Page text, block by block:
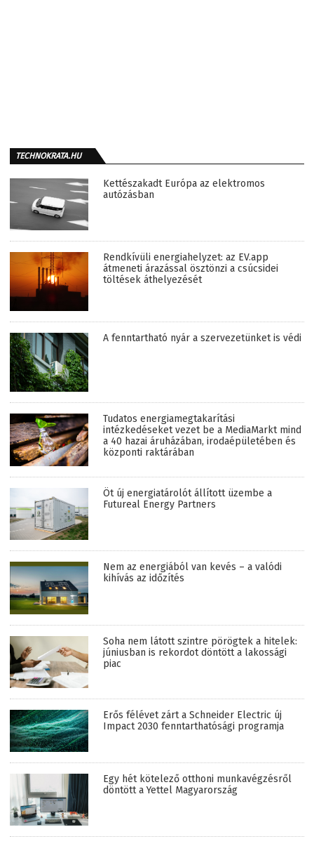
TECHNOKRATA.HU
Kettészakadt Európa az elektromos
autózásban
Rendkívüli energiahelyzet: az EV.app
átmeneti árazással ösztönzi a csúcsidei
töltések áthelyezését
A fenntartható nyár a szervezetünket is védi
Tudatos energiamegtakarítási
intézkedéseket vezet be a MediaMarkt mind
a 40 hazai áruházában, irodaépületében és
központi raktárában
Öt új energiatárolót állított üzembe a
Futureal Energy Partners
Nem az energiából van kevés – a valódi
kihívás az időzítés
Soha nem látott szintre pörögtek a hitelek:
júniusban is rekordot döntött a lakossági
piac
Erős félévet zárt a Schneider Electric új
Impact 2030 fenntarthatósági programja
Egy hét kötelező otthoni munkavégzésről
döntött a Yettel Magyarország